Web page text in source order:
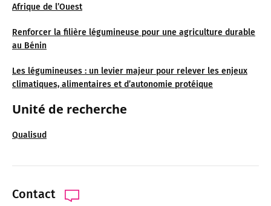
Afrique de l’Ouest
Renforcer la filière légumineuse pour une agriculture durable
au Bénin
Les légumineuses : un levier majeur pour relever les enjeux
climatiques, alimentaires et d’autonomie protéique
Unité de recherche
Qualisud
Contact